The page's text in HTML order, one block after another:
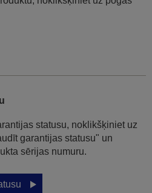
statusu, noklikšķiniet uz
garantijas statusu" un
sērijas numuru.